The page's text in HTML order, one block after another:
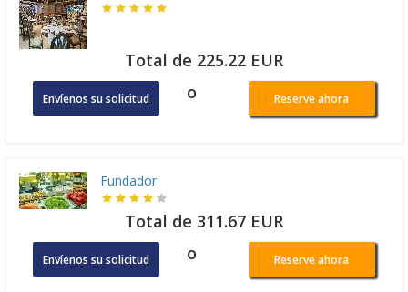
Total de 225.22 EUR
Envíenos su solicitud o Reserve ahora
Fundador
Total de 311.67 EUR
Envíenos su solicitud o Reserve ahora